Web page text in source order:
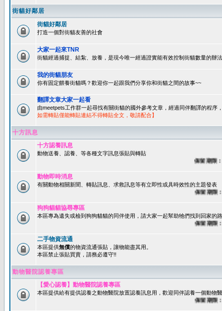
街貓好鄰居
街貓好鄰居
打造一個對街貓友善的社會
大家一起來TNR
街貓經過捕捉、結紮、放養，是現今唯一經過證實能有效控制街貓數量的辦
我的街貓朋友
你有固定餵養街貓嗎？歡迎你一起跟我們分享你和街貓之間的故事~~
翻譯文章大家一起看
由meetpets工作群一起尋找有關街貓的國外參考文章，經過同伴翻譯的程序
如需轉貼僅能轉貼連結不得轉貼全文，敬請配合】
十方訊息
十方認養訊息
動物送養、認養、等各種文字訊息張貼與轉貼
保留期限：60
動物即時消息
有關動物相關新聞、轉貼訊息、求救訊息等有立即性或具時效性的主題發表
保留期限：45
狗狗貓貓協尋專區
本區專為遺失或檢到狗狗貓貓的同伴使用，請大家一起幫助牠們找到回家的
保留期限：60
二手物資流通
本區提供無償的物資流通張貼，讓物能盡其用。
本區禁止張貼買賣，請務必遵守!!
動物醫院認養專區
【愛心認養】動物醫院認養專區
本區提供給有提供認養之動物醫院放置認養訊息用，歡迎同伴認養一個動物
保留期限：60